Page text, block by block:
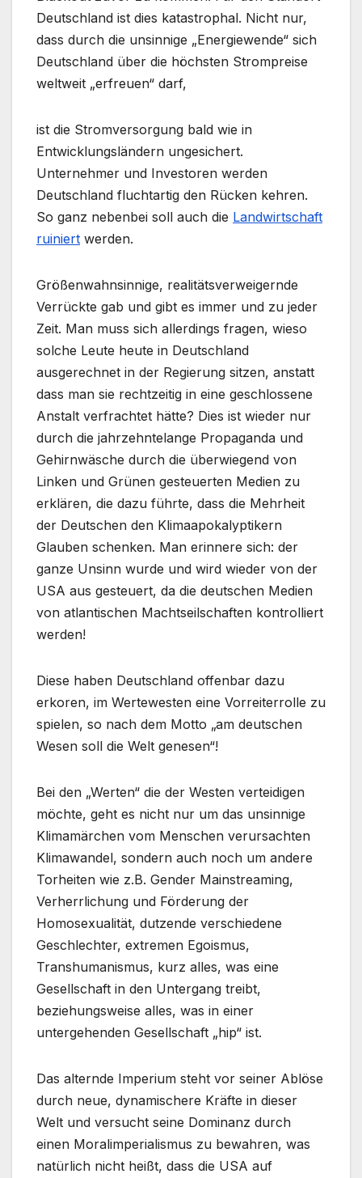
Deutschland ist dies katastrophal. Nicht nur,
dass durch die unsinnige „Energiewende“ sich
Deutschland über die höchsten Strompreise
weltweit „erfreuen“ darf,
ist die Stromversorgung bald wie in
Entwicklungsländern ungesichert.
Unternehmer und Investoren werden
Deutschland fluchtartig den Rücken kehren.
So ganz nebenbei soll auch die Landwirtschaft
ruiniert werden.
Größenwahnsinnige, realitätsverweigernde
Verrückte gab und gibt es immer und zu jeder
Zeit. Man muss sich allerdings fragen, wieso
solche Leute heute in Deutschland
ausgerechnet in der Regierung sitzen, anstatt
dass man sie rechtzeitig in eine geschlossene
Anstalt verfrachtet hätte? Dies ist wieder nur
durch die jahrzehntelange Propaganda und
Gehirnwäsche durch die überwiegend von
Linken und Grünen gesteuerten Medien zu
erklären, die dazu führte, dass die Mehrheit
der Deutschen den Klimaapokalyptikern
Glauben schenken. Man erinnere sich: der
ganze Unsinn wurde und wird wieder von der
USA aus gesteuert, da die deutschen Medien
von atlantischen Machtseilschaften kontrolliert
werden!
Diese haben Deutschland offenbar dazu
erkoren, im Wertewesten eine Vorreiterrolle zu
spielen, so nach dem Motto „am deutschen
Wesen soll die Welt genesen“!
Bei den „Werten“ die der Westen verteidigen
möchte, geht es nicht nur um das unsinnige
Klimamärchen vom Menschen verursachten
Klimawandel, sondern auch noch um andere
Torheiten wie z.B. Gender Mainstreaming,
Verherrlichung und Förderung der
Homosexualität, dutzende verschiedene
Geschlechter, extremen Egoismus,
Transhumanismus, kurz alles, was eine
Gesellschaft in den Untergang treibt,
beziehungsweise alles, was in einer
untergehenden Gesellschaft „hip“ ist.
Das alternde Imperium steht vor seiner Ablöse
durch neue, dynamischere Kräfte in dieser
Welt und versucht seine Dominanz durch
einen Moralimperialismus zu bewahren, was
natürlich nicht heißt, dass die USA auf